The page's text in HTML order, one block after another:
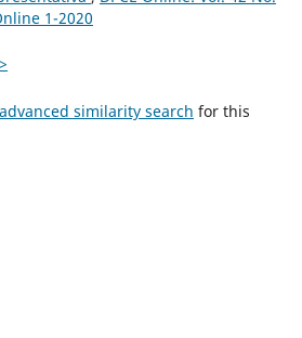
1-2020
similarity search for this